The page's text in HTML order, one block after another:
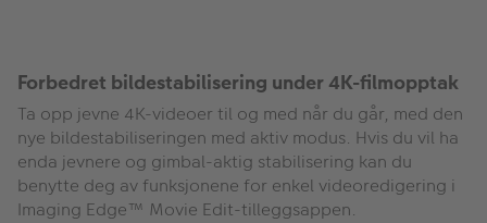
Forbedret bildestabilisering under 4K-filmopptak
Ta opp jevne 4K-videoer til og med når du går, med den
nye bildestabiliseringen med aktiv modus. Hvis du vil ha
enda jevnere og gimbal-aktig stabilisering kan du
benytte deg av funksjonene for enkel videoredigering i
Imaging Edge™ Movie Edit-tilleggsappen.